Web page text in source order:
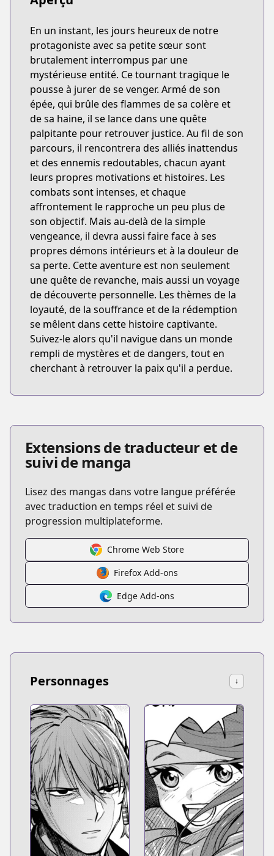
En un instant, les jours heureux de notre
protagoniste avec sa petite sœur sont
brutalement interrompus par une
mystérieuse entité. Ce tournant tragique le
pousse à jurer de se venger. Armé de son
épée, qui brûle des flammes de sa colère et
de sa haine, il se lance dans une quête
palpitante pour retrouver justice. Au fil de son
parcours, il rencontrera des alliés inattendus
et des ennemis redoutables, chacun ayant
leurs propres motivations et histoires. Les
combats sont intenses, et chaque
affrontement le rapproche un peu plus de
son objectif. Mais au-delà de la simple
vengeance, il devra aussi faire face à ses
propres démons intérieurs et à la douleur de
sa perte. Cette aventure est non seulement
une quête de revanche, mais aussi un voyage
de découverte personnelle. Les thèmes de la
loyauté, de la souffrance et de la rédemption
se mêlent dans cette histoire captivante.
Suivez-le alors qu'il navigue dans un monde
rempli de mystères et de dangers, tout en
cherchant à retrouver la paix qu'il a perdue.
Extensions de traducteur et de
suivi de manga
Lisez des mangas dans votre langue préférée
avec traduction en temps réel et suivi de
progression multiplateforme.
Chrome Web Store
Firefox Add-ons
Edge Add-ons
Personnages ↓